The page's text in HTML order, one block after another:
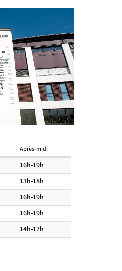
Après-midi
16h-19h
13h-18h
16h-19h
16h-19h
14h-17h